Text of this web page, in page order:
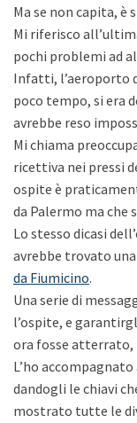
Ma se non capita, è
Mi riferisco
pochi problemi ad
Infatti, l’aeroporto
poco tempo, si era
avrebbe reso
Mi chiama
ricettiva nei pressi
ospite è
da Palermo ma che
Lo stesso dicasi
avrebbe trovato
da Fiumicino.
Una serie di
l’ospite, e
ora fosse
L’ho
dandogli le chiavi
mostrato tutte le